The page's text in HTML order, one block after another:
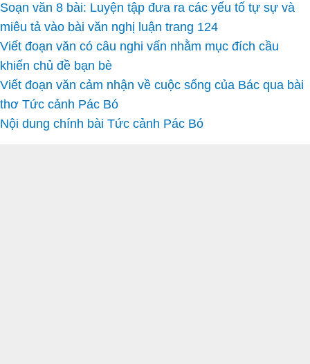
Soạn văn 8 bài: Luyện tập đưa ra các yếu tố tự sự và
miêu tả vào bài văn nghị luận trang 124
Viết đoạn văn có câu nghi vấn nhằm mục đích cầu
khiến chủ đề bạn bè
Viết đoạn văn cảm nhận về cuộc sống của Bác qua bài
thơ Tức cảnh Pác Bó
Nội dung chính bài Tức cảnh Pác Bó